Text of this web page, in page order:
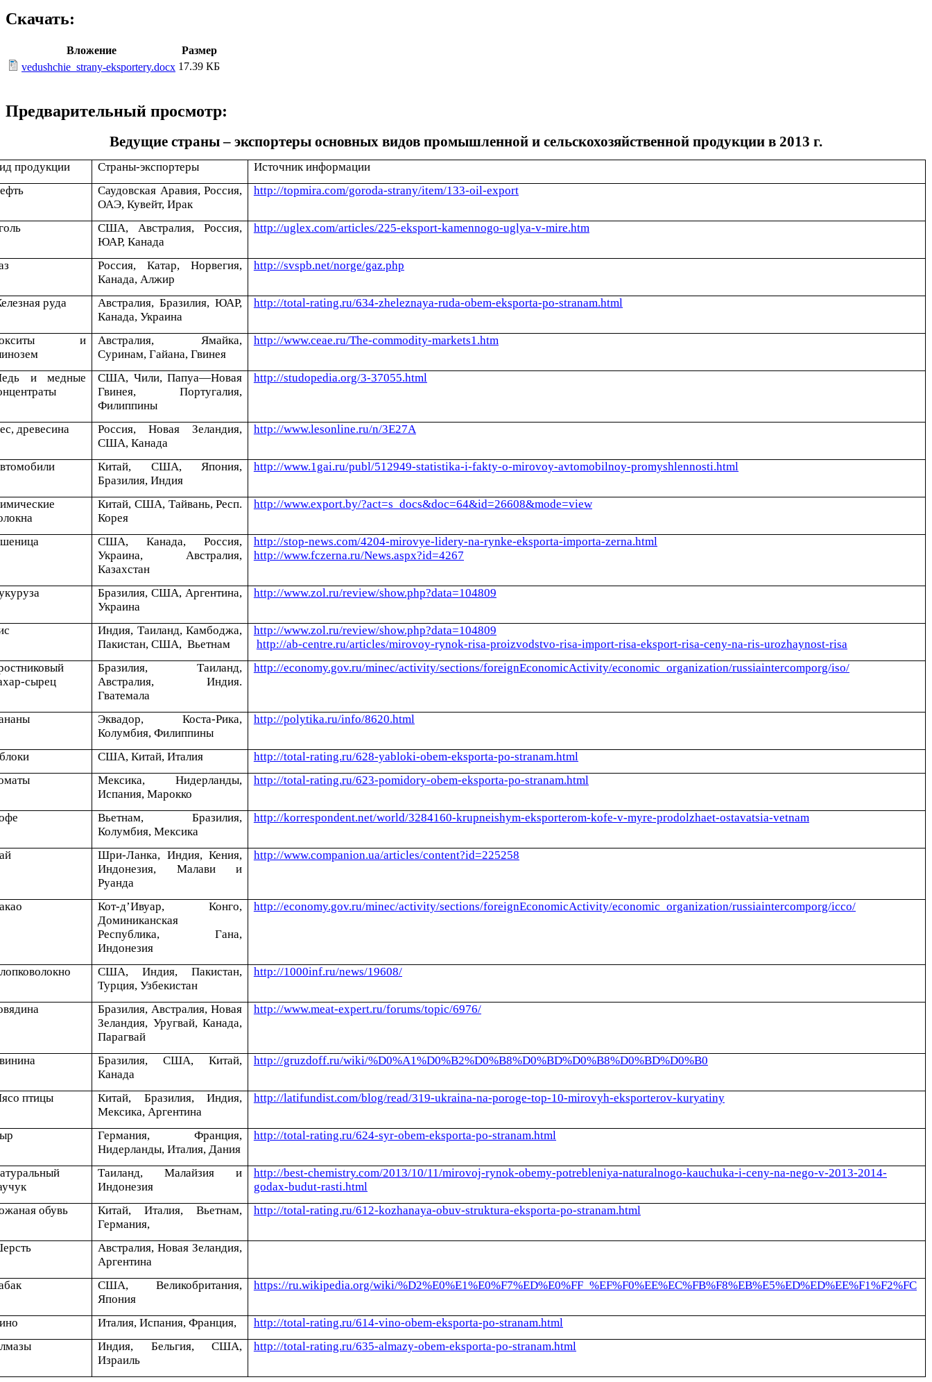
Скачать:
Вложение
Размер
vedushchie_strany-eksportery.docx 17.39 КБ
Предварительный просмотр:
Ведущие страны – экспортеры основных видов промышленной и сельскохозяйственной продукции в 2013 г.
продукции Страны-экспортеры
Источник информации
Саудовская Аравия, Россия,
ОАЭ, Кувейт, Ирак
http://topmira.com/goroda-strany/item/133-oil-export
США, Австралия, Россия,
ЮАР, Канада
http://uglex.com/articles/225-eksport-kamennogo-uglya-v-mire.htm
Россия, Катар, Норвегия,
Канада, Алжир
http://svspb.net/norge/gaz.php
руда
Австралия, Бразилия, ЮАР,
Канада, Украина
http://total-rating.ru/634-zheleznaya-ruda-obem-eksporta-po-stranam.html
и
Австралия, Ямайка,
Суринам, Гайана, Гвинея
http://www.ceae.ru/The-commodity-markets1.htm
и медные
США, Чили, Папуа—Новая
Гвинея, Португалия,
Филиппины
http://studopedia.org/3-37055.html
древесина
Россия, Новая Зеландия,
США, Канада
http://www.lesonline.ru/n/3E27A
Китай, США, Япония,
Бразилия, Индия
http://www.1gai.ru/publ/512949-statistika-i-fakty-o-mirovoy-avtomobilnoy-promyshlennosti.html
Китай, США, Тайвань, Респ.
Корея
http://www.export.by/?act=s_docs&doc=64&id=26608&mode=view
США, Канада, Россия,
Украина, Австралия,
Казахстан
http://stop-news.com/4204-mirovye-lidery-na-rynke-eksporta-importa-zerna.html
http://www.fczerna.ru/News.aspx?id=4267
Бразилия, США, Аргентина,
Украина
http://www.zol.ru/review/show.php?data=104809
Индия, Таиланд, Камбоджа,
Пакистан, США, Вьетнам
http://www.zol.ru/review/show.php?data=104809
http://ab-centre.ru/articles/mirovoy-rynok-risa-proizvodstvo-risa-import-risa-eksport-risa-ceny-na-ris-urozhaynost-risa
сырец
Бразилия, Таиланд,
Австралия, Индия.
Гватемала
http://economy.gov.ru/minec/activity/sections/foreignEconomicActivity/economic_organization/russiaintercomporg/iso/
Эквадор, Коста-Рика,
Колумбия, Филиппины
http://polytika.ru/info/8620.html
США, Китай, Италия
http://total-rating.ru/628-yabloki-obem-eksporta-po-stranam.html
Мексика, Нидерланды,
Испания, Марокко
http://total-rating.ru/623-pomidory-obem-eksporta-po-stranam.html
Вьетнам, Бразилия,
Колумбия, Мексика
http://korrespondent.net/world/3284160-krupneishym-eksporterom-kofe-v-myre-prodolzhaet-ostavatsia-vetnam
Шри-Ланка, Индия, Кения,
Индонезия, Малави и
Руанда
http://www.companion.ua/articles/content?id=225258
Кот-д’Ивуар, Конго,
Доминиканская
Республика, Гана,
Индонезия
http://economy.gov.ru/minec/activity/sections/foreignEconomicActivity/economic_organization/russiaintercomporg/icco/
США, Индия, Пакистан,
Турция, Узбекистан
http://1000inf.ru/news/19608/
Бразилия, Австралия, Новая
Зеландия, Уругвай, Канада,
Парагвай
http://www.meat-expert.ru/forums/topic/6976/
Бразилия, США, Китай,
Канада
http://gruzdoff.ru/wiki/%D0%A1%D0%B2%D0%B8%D0%BD%D0%B8%D0%BD%D0%B0
птицы
Китай, Бразилия, Индия,
Мексика, Аргентина
http://latifundist.com/blog/read/319-ukraina-na-poroge-top-10-mirovyh-eksporterov-kuryatiny
Германия, Франция,
Нидерланды, Италия, Дания
http://total-rating.ru/624-syr-obem-eksporta-po-stranam.html
Таиланд, Малайзия и
Индонезия
http://best-chemistry.com/2013/10/11/mirovoj-rynok-obemy-potrebleniya-naturalnogo-kauchuka-i-ceny-na-nego-v-2013-2014-
godax-budut-rasti.html
обувь
Китай, Италия, Вьетнам,
Германия,
http://total-rating.ru/612-kozhanaya-obuv-struktura-eksporta-po-stranam.html
Австралия, Новая Зеландия,
Аргентина
США, Великобритания,
Япония
https://ru.wikipedia.org/wiki/%D2%E0%E1%E0%F7%ED%E0%FF_%EF%F0%EE%EC%FB%F8%EB%E5%ED%ED%EE%F1%F2%FC
Италия, Испания, Франция,
http://total-rating.ru/614-vino-obem-eksporta-po-stranam.html
Индия, Бельгия, США,
Израиль
http://total-rating.ru/635-almazy-obem-eksporta-po-stranam.html